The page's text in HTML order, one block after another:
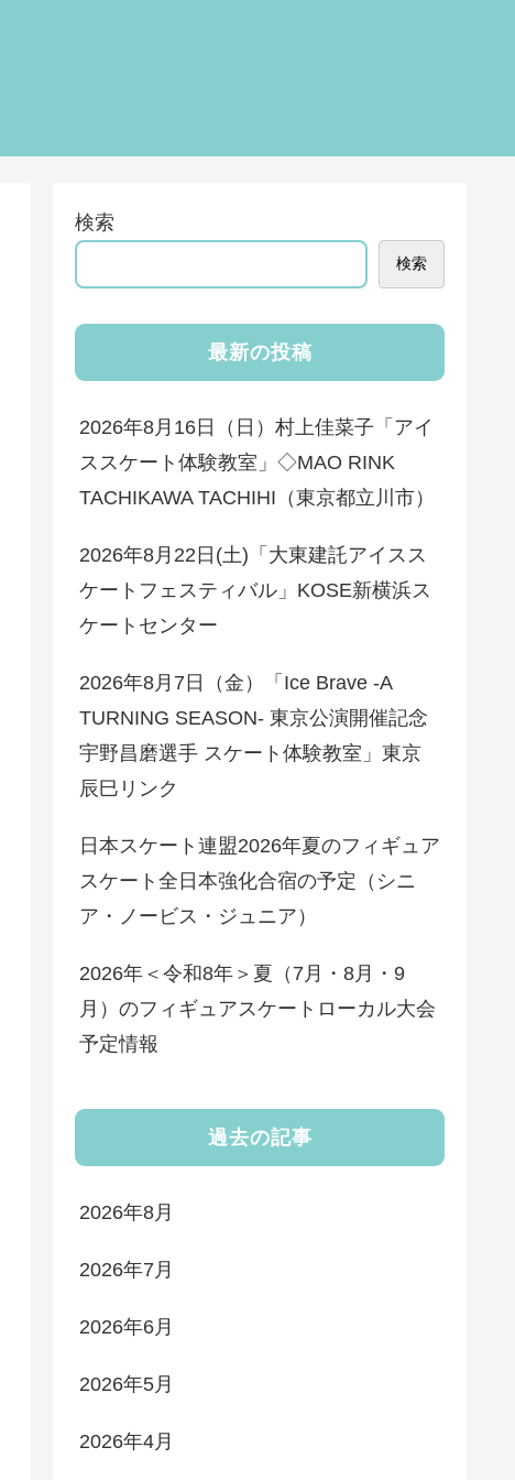
検索
検索
最新の投稿
2026年8月16日（日）村上佳菜子「アイ
ススケート体験教室」◇MAO RINK
TACHIKAWA TACHIHI（東京都立川市）
2026年8月22日(土)「大東建託アイスス
ケートフェスティバル」KOSE新横浜ス
ケートセンター
2026年8月7日（金）「Ice Brave -A
TURNING SEASON- 東京公演開催記念
宇野昌磨選手 スケート体験教室」東京
辰巳リンク
日本スケート連盟2026年夏のフィギュア
スケート全日本強化合宿の予定（シニ
ア・ノービス・ジュニア）
2026年＜令和8年＞夏（7月・8月・9
月）のフィギュアスケートローカル大会
予定情報
過去の記事
2026年8月
2026年7月
2026年6月
2026年5月
2026年4月